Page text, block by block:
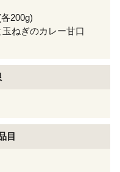
200g)
ねぎのカレー甘口
目